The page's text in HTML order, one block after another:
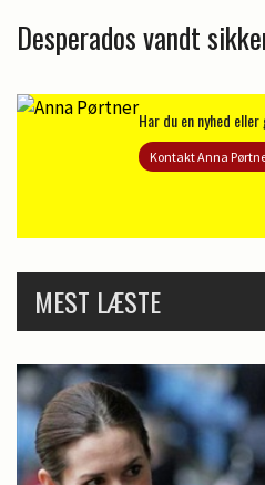
Desperados vandt
Har du en nyhed
Kontakt Anna
MEST LÆSTE